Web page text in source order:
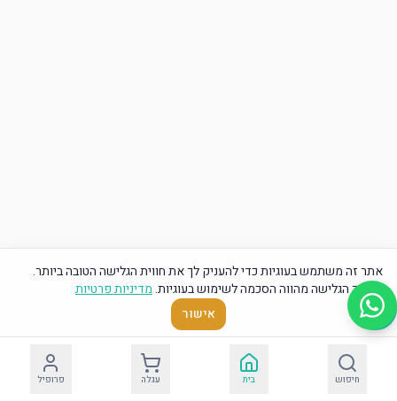
חיפוש בית עגלה פרופיל
אתר זה משתמש בעוגיות כדי להעניק לך את חווית הגלישה הטובה ביותר.
המשך הגלישה מהווה הסכמה לשימוש בעוגיות.מדיניות פרטיות
אישור